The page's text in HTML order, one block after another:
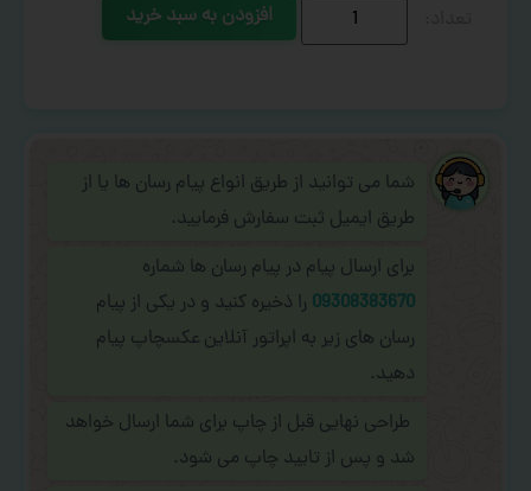
افزودن به سبد خرید
شما می توانید از طریق انواع پیام رسان ها یا از
طریق ایمیل ثبت سفارش فرمایید.
برای ارسال پیام در پیام رسان ها شماره
09308383670 را ذخیره کنید و در یکی از پیام
رسان های زیر به اپراتور آنلاین عکسچاپ پیام
دهید.
طراحی نهایی قبل از چاپ برای شما ارسال خواهد
شد و پس از تایید چاپ می شود.